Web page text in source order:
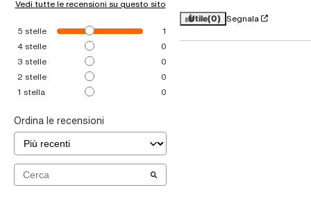
Vedi tutte le recensioni su questo sito
5 stelle
1
4stelle
0
3 stelle
0
2 stelle
0
1 stella 0
Ordina le recensioni
Utile(0) Segnala